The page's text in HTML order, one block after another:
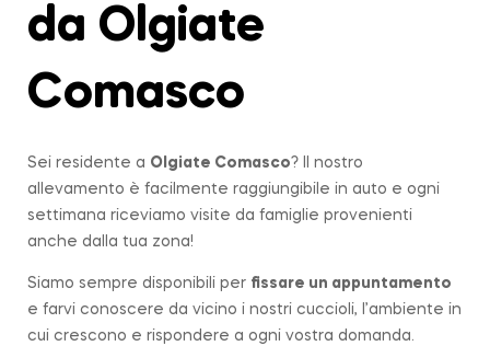
da Olgiate
Comasco
Sei residente a Olgiate Comasco? Il nostro
allevamento è facilmente raggiungibile in auto e ogni
settimana riceviamo visite da famiglie provenienti
anche dalla tua zona!
Siamo sempre disponibili per fissare un appuntamento
e farvi conoscere da vicino i nostri cuccioli, l’ambiente in
cui crescono e rispondere a ogni vostra domanda.